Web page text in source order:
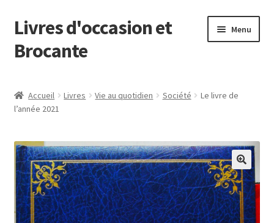
Aller
à
la
Aller
au
contenu
Livres d'occasion et
Brocante
Menu
Accueil Livres Vie au quotidien Société
Le livre de
l’année 2021